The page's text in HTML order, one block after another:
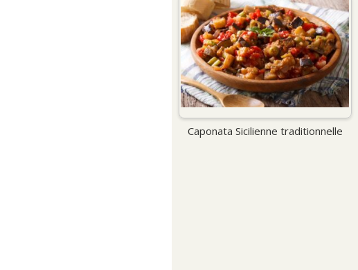
Caponata Sicilienne traditionnelle